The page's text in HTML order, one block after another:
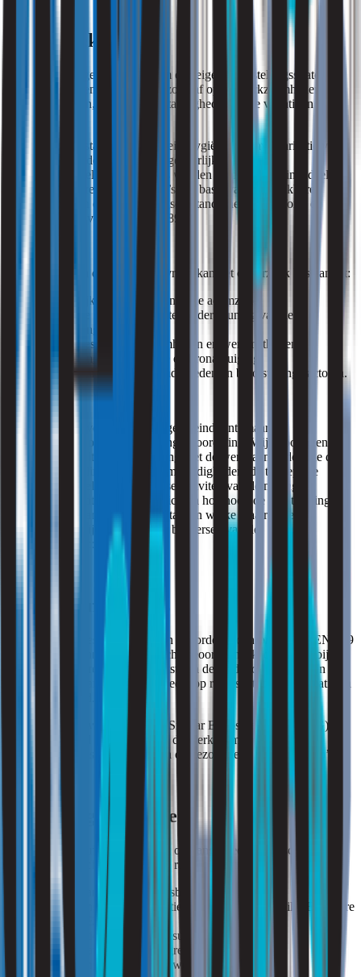
Onderzoeksaanpak
Iedere werkomgeving vraagt om een eigen blootstellingsstrategie.
Daarom stemmen wij het onderzoek af op de werkzaamheden, de
gebruikte stoffen, de procesomstandigheden en de variatie in
Het onderzoek start met een arbeidshygiënische inventarisatie van
de werkzaamheden, processen, gevaarlijke stoffen en
beheersmaatregelen. Vervolgens worden medewerkers ingedeeld in
Similar Exposure Groups (SEG’s) op basis van vergelijkbare
werkzaamheden en blootstellingsomstandigheden, conform de
uitgangspunten van NEN-EN 689.
Afhankelijk van de onderzoeksvraag kan het onderzoek bestaan uit:
persoonlijke luchtmetingen in de ademzone;
stationaire luchtmetingen ter ondersteuning van de
beoordeling;
observaties van werkzaamheden en werkmethoden;
beoordeling van ventilatie en bronafzuiging;
analyse van procesomstandigheden en blootstellingsfactoren.
Luchtmetingen vormen daarbij geen eindpunt, maar het
uitgangspunt voor de blootstellingsbeoordeling. Wij beoordelen de
meetresultaten altijd in samenhang met de werkzaamheden, de duur
van de blootstelling, de procesomstandigheden, de toegepaste
beheersmaatregelen en de representativiteit van de metingen.
Hierdoor ontstaat niet alleen inzicht in hoe hoog de blootstelling is,
maar vooral waardoor deze ontstaat en welke maatregelen
daadwerkelijk bijdragen aan het beheersen van de
Beoordelingskaders
De onderzoeksresultaten worden beoordeeld conform NEN-EN 689
en de relevante arbeidshygiënische beoordelingskaders. Daarbij
worden de meetresultaten getoetst aan de geldende publieke en
private grenswaarden en beoordeeld op representativiteit, variatie en
De interpretatie vindt plaats per Similar Exposure Group (SEG) en
wordt afgestemd op de aard van de werkzaamheden, de
blootstellingsomstandigheden en de gezondheidskundige risico’s.
Rapportage en advies
Na afronding van het onderzoek ontvangt u een technisch en
arbeidshygiënisch onderbouwde rapportage met:
analyse van de onderzoeksbevindingen;
beoordeling van de inhalatieblootstelling per Similar Exposure
Group (SEG);
interpretatie van de meetresultaten;
toetsing aan de geldende grenswaarden;
beoordeling van bronnen, werkzaamheden en